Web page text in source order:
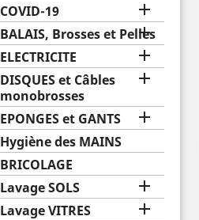
COVID-19 
BALAIS, Brosses et Pelles

ELECTRICITE 
DISQUES et Câbles
monobrosses

EPONGES et GANTS 
Hygiène des MAINS
BRICOLAGE
Lavage SOLS

Lavage VITRES 